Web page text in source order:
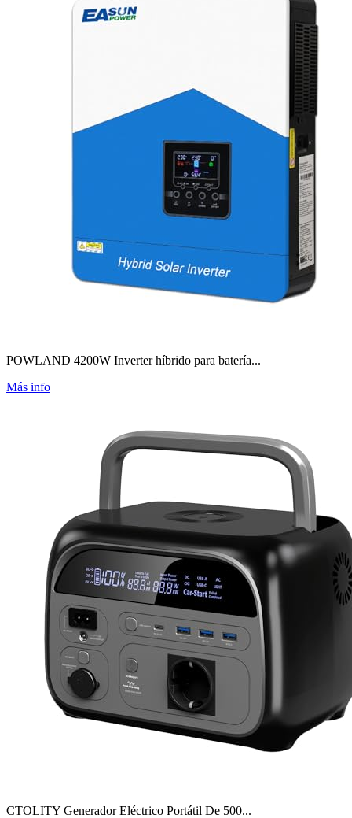
POWLAND 4200W Inverter híbrido para batería...
Más info
CTOLITY Generador Eléctrico Portátil De 500...